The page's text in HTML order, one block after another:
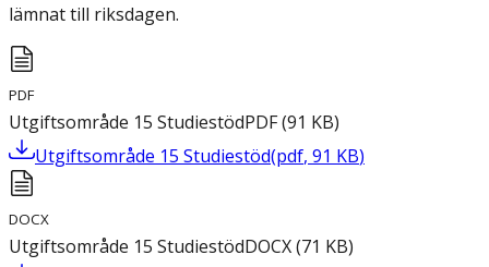
lämnat till riksdagen.
PDF
Utgiftsområde 15 StudiestödPDF(91 KB)
Utgiftsområde 15 Studiestöd(pdf, 91 KB)
DOCX
Utgiftsområde 15 StudiestödDOCX(71 KB)